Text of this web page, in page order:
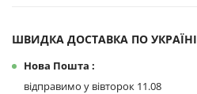
ШВИДКА ДОСТАВКА ПО УКРАЇНІ
Нова Пошта :
відправимо у вівторок 11.08